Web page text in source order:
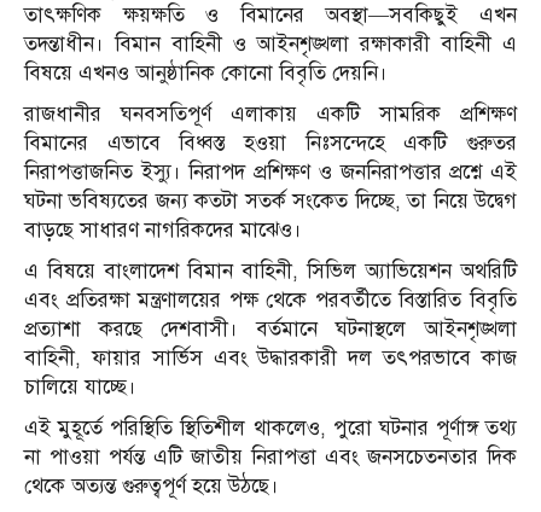
তাৎক্ষণিক ক্ষয়ক্ষতি ও বিমানের অবস্থা—সবকিছুই এখন
তদন্তাধীন। বিমান বাহিনী ও আইনশৃঙ্খলা রক্ষাকারী বাহিনী এ
বিষয়ে এখনও আনুষ্ঠানিক কোনো বিবৃতি দেয়নি।
রাজধানীর ঘনবসতিপূর্ণ এলাকায় একটি সামরিক প্রশিক্ষণ
বিমানের এভাবে বিধ্বস্ত হওয়া নিঃসন্দেহে একটি গুরুতর
নিরাপত্তাজনিত ইস্যু। নিরাপদ প্রশিক্ষণ ও জননিরাপত্তার প্রশ্নে এই
ঘটনা ভবিষ্যতের জন্য কতটা সতর্ক সংকেত দিচ্ছে, তা নিয়ে উদ্বেগ
বাড়ছে সাধারণ নাগরিকদের মাঝেও।
এ বিষয়ে বাংলাদেশ বিমান বাহিনী, সিভিল অ্যাভিয়েশন অথরিটি
এবং প্রতিরক্ষা মন্ত্রণালয়ের পক্ষ থেকে পরবর্তীতে বিস্তারিত বিবৃতি
প্রত্যাশা করছে দেশবাসী। বর্তমানে ঘটনাস্থলে আইনশৃঙ্খলা
বাহিনী, ফায়ার সার্ভিস এবং উদ্ধারকারী দল তৎপরভাবে কাজ
চালিয়ে যাচ্ছে।
এই মুহূর্তে পরিস্থিতি স্থিতিশীল থাকলেও, পুরো ঘটনার পূর্ণাঙ্গ তথ্য
না পাওয়া পর্যন্ত এটি জাতীয় নিরাপত্তা এবং জনসচেতনতার দিক
থেকে অত্যন্ত গুরুত্বপূর্ণ হয়ে উঠছে।